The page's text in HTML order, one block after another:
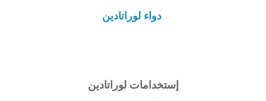
دواء لوراتادين
إستخداماتلوراتادين